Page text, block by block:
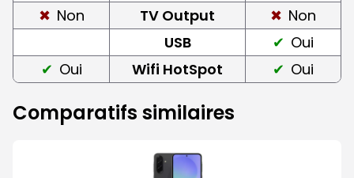
Non
TV Output
Non
USB
Oui
Oui
Wifi HotSpot Oui
Comparatifs similaires